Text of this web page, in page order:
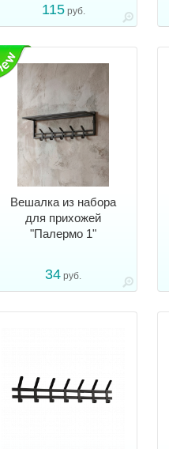
115руб.
Вешалка из набора
для прихожей
"Палермо 1"
34 руб.